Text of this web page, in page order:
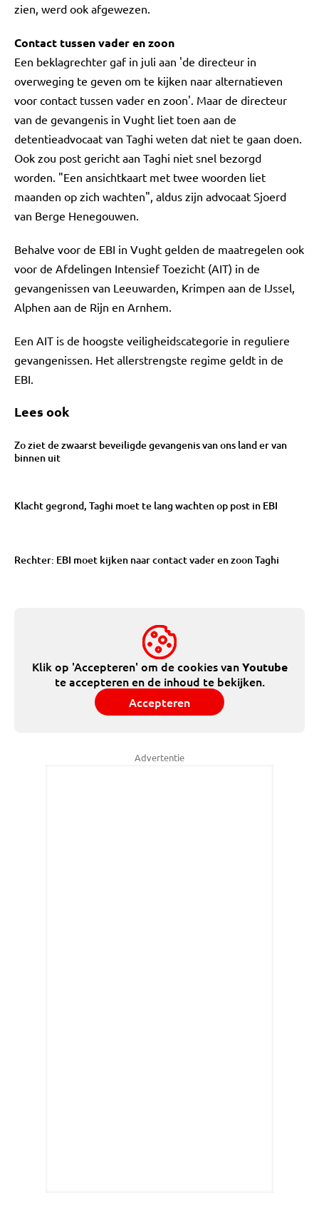
zien, werd ook afgewezen.
Contact tussen vader en zoon
Een beklagrechter gaf in juli aan 'de directeur in
overweging te geven om te kijken naar alternatieven
voor contact tussen vader en zoon'. Maar de directeur
van de gevangenis in Vught liet toen aan de
detentieadvocaat van Taghi weten dat niet te gaan doen.
Ook zou post gericht aan Taghi niet snel bezorgd
worden. "Een ansichtkaart met twee woorden liet
maanden op zich wachten", aldus zijn advocaat Sjoerd
van Berge Henegouwen.
Behalve voor de EBI in Vught gelden de maatregelen ook
voor de Afdelingen Intensief Toezicht (AIT) in de
gevangenissen van Leeuwarden, Krimpen aan de IJssel,
Alphen aan de Rijn en Arnhem.
Een AIT is de hoogste veiligheidscategorie in reguliere
gevangenissen. Het allerstrengste regime geldt in de
EBI.
Lees ook
Zo ziet de zwaarst beveiligde gevangenis van ons land er van
binnen uit
Klacht gegrond, Taghi moet te lang wachten op post in EBI
Rechter: EBI moet kijken naar contact vader en zoon Taghi
Klik op 'Accepteren' om de cookies vanYoutube
te accepteren en de inhoud te bekijken.
Accepteren
Advertentie